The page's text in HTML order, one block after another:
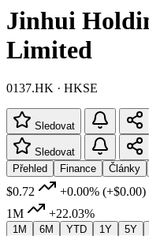
Jinhui
Limited
0137.HK · HKSE
Sledovat
Sledovat
Přehled
Finance Články
$0.72 +0.00% (+$0.00)
1M
+22.03%
1M 6M YTD 1Y 5Y